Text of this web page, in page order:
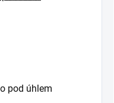
pod úhlem